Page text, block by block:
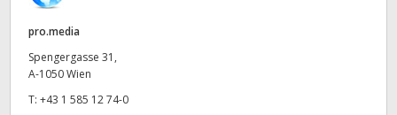
Singapore
pro.media
Spengergasse 31,
A-1050 Wien
T: +43 1 585 12 74-0